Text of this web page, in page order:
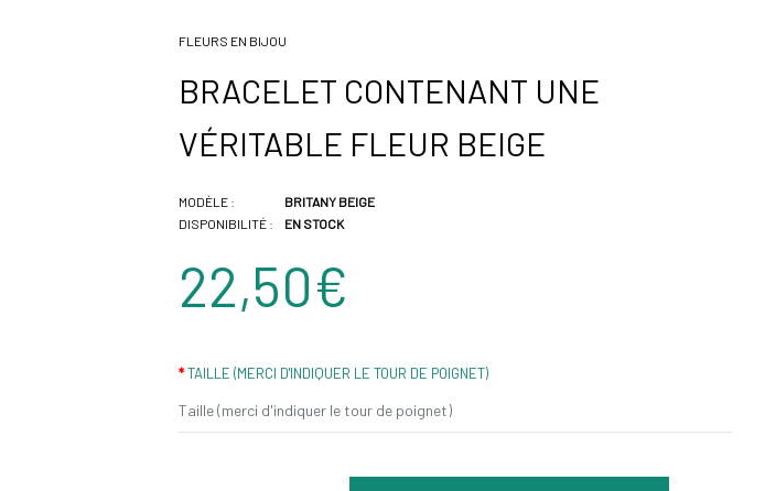
FLEURS EN BIJOU
BRACELET CONTENANT UNE
VÉRITABLE FLEUR BEIGE
MODÈLE :
DISPONIBILITÉ :
BRITANY BEIGE
EN STOCK
22,50€
TAILLE (MERCI D'INDIQUER LE TOUR DE POIGNET)